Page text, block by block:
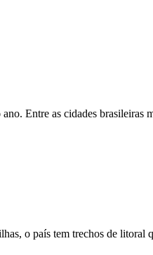
Entre as cidades brasileiras
o país tem trechos de litoral